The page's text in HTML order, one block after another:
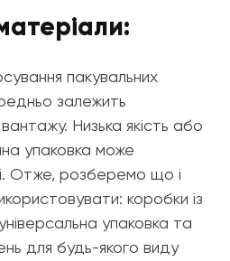
пакувальних
залежить
Низька якість або
упаковка може
Отже, розберемо що і
коробки із
упаковка та
для будь-якого виду